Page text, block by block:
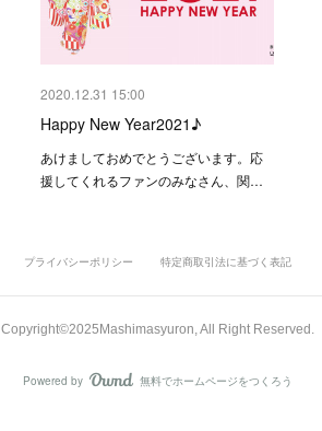
2020.12.31 15:00
Happy New Year2021♪
あけましておめでとうございます。応
援してくれるファンのみなさん、関…
プライバシーポリシー 特定商取引法に基づく表記
Copyright©︎2025Mashimasyuron, All Right Reserved.
Powered by AmebaOwnd
無料でホームページをつくろう